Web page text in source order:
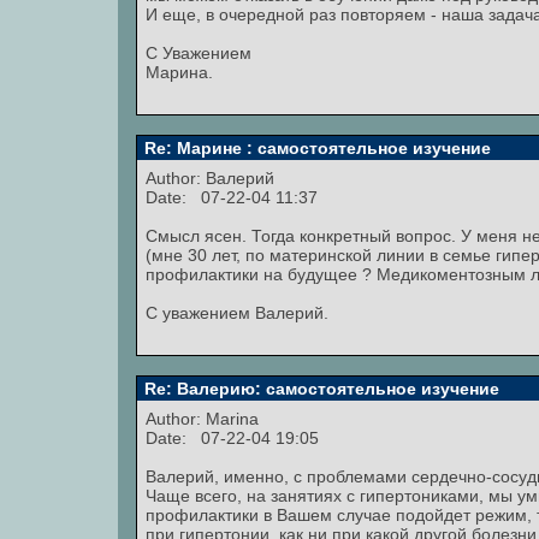
И еще, в очередной раз повторяем - наша
С Уважением
Марина.
Re: Марине : самостоятельное изучение
Author: Валерий
Date: 07-22-04 11:37
Смысл ясен. Тогда конкретный вопрос. У меня
(мне 30 лет, по материнской линии в семье
профилактики на будущее ? Медикоментозным
С уважением Валерий.
Re: Валерию: самостоятельное изучение
Author: Marina
Date: 07-22-04 19:05
Валерий, именно, с проблемами сердечно-
Чаще всего, на занятиях с гипертониками, мы
профилактики в Вашем случае подойдет
при гипертонии, как ни при какой другой